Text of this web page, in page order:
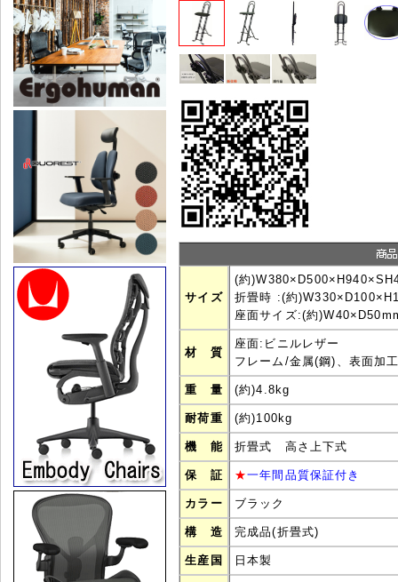
サイズ
(約
折畳時 :(約
座面サイズ:(約
材 質
座面:ビニルレザー
フレーム/金属(鋼)、表面加
重 量 (約)4.8kg
耐荷重 (約)100kg
機 能 折畳式 高さ上下式
保 証 ★一年間品質保証付き
カラー ブラック
構 造 完成品(折畳式)
生産国 日本製